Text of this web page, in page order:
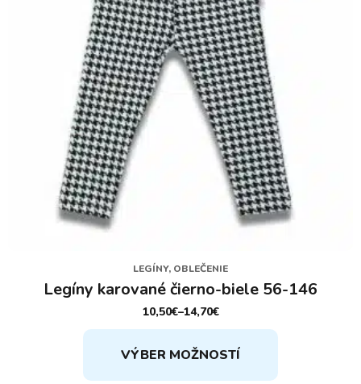
na
stránke
produktu.
LEGÍNY, OBLEČENIE
Legíny karované čierno-biele 56-146
10,50€–14,70€
PRICE
RANGE:
THROUGH
VÝBER MOŽNOSTÍ
Tento
produkt
má